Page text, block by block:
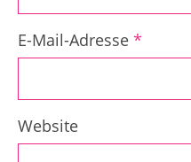
E-Mail-Adresse *
Website